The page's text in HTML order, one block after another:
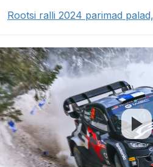
Rootsi ralli 2024 parimad